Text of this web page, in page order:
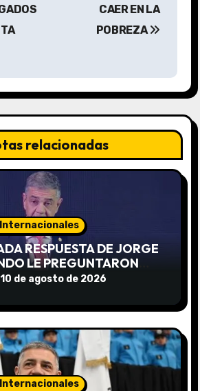
CAER EN LA
POBREZA
relacionadas
RESPUESTA DE JORGE
LE PREGUNTARON
SI TUVIERA QUE
2027
10 de agosto de 2026